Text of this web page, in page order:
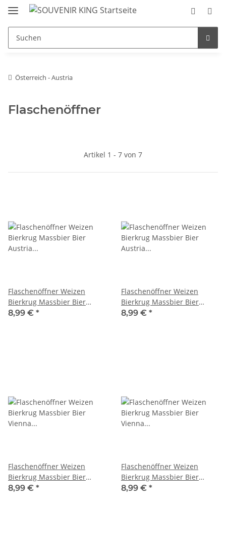
Österreich - Austria
Flaschenöffner
Artikel 1 - 7 von 7
Flaschenöffner Weizen
Bierkrug Massbier Bier
Austria Österreich
8,99 € *
Flaschenöffner Weizen
Bierkrug Massbier Bier
Austria Österreich
8,99 € *
Flaschenöffner Weizen
Bierkrug Massbier Bier
Vienna Wien Mozart
8,99 € *
Flaschenöffner Weizen
Bierkrug Massbier Bier
Vienna Wien Mozart W2
8,99 € *